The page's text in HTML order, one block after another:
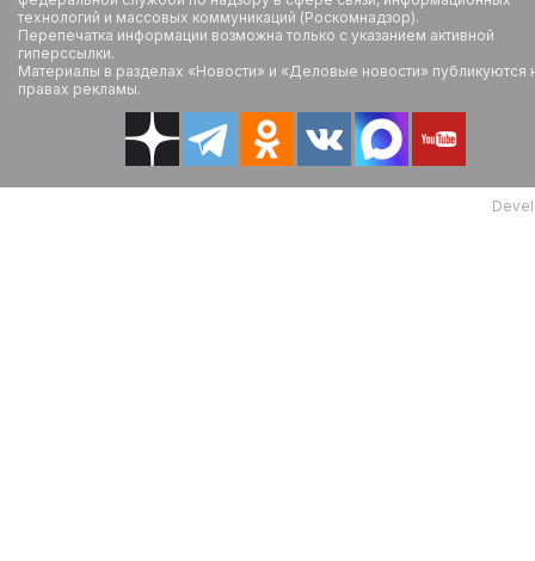
технологий и массовых коммуникаций (Роскомнадзор).
Перепечатка информации возможна только с указанием активной
гиперссылки.
Материалы в разделах «Новости» и «Деловые новости» публикуются
правах рекламы.